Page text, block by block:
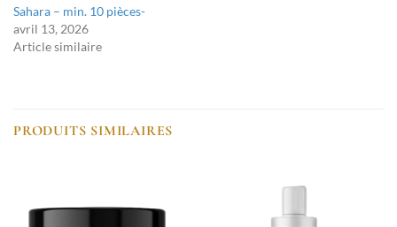
Sahara – min. 10 pièces-
avril 13, 2026
Article similaire
PRODUITS SIMILAIRES